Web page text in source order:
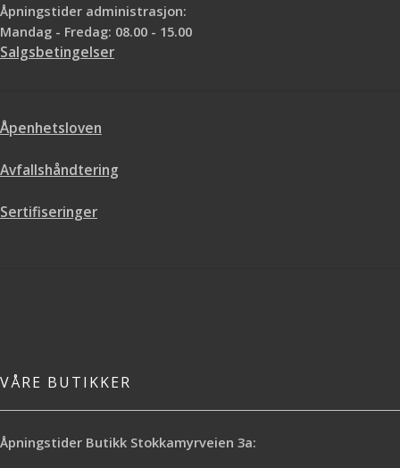
Åpningstider administrasjon:
Mandag - Fredag: 08.00 - 15.00
Salgsbetingelser
Åpenhetsloven
Avfallshåndtering
Sertifiseringer
VÅRE BUTIKKER
Åpningstider Butikk Stokkamyrveien 3a: